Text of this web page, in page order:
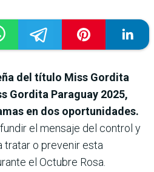
del título Miss Gordita
Gordita Paraguay 2025,
en dos oportunidades.
el mensaje del control y
tratar o prevenir esta
el Octubre Rosa.